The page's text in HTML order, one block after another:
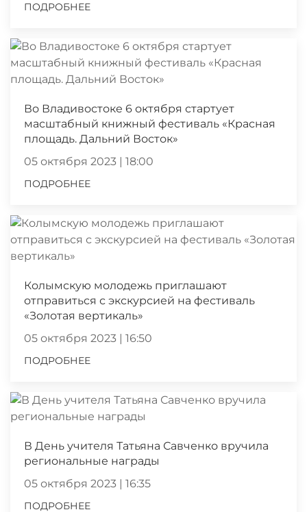
ПОДРОБНЕЕ
Во Владивостоке 6 октября стартует
масштабный книжный фестиваль «Красная
площадь. Дальний Восток»
05 октября 2023 | 18:00
ПОДРОБНЕЕ
Колымскую молодежь приглашают
отправиться с экскурсией на фестиваль
«Золотая вертикаль»
05 октября 2023 | 16:50
ПОДРОБНЕЕ
В День учителя Татьяна Савченко вручила
региональные награды
05 октября 2023 | 16:35
ПОДРОБНЕЕ